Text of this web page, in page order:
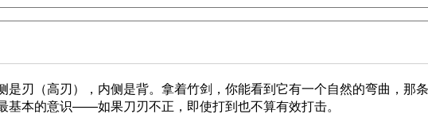
刃（高刃），内侧是背。拿着竹剑，你能看到它有一个自然的弯曲，那
基本的意识——如果刀刃不正，即使打到也不算有效打击。